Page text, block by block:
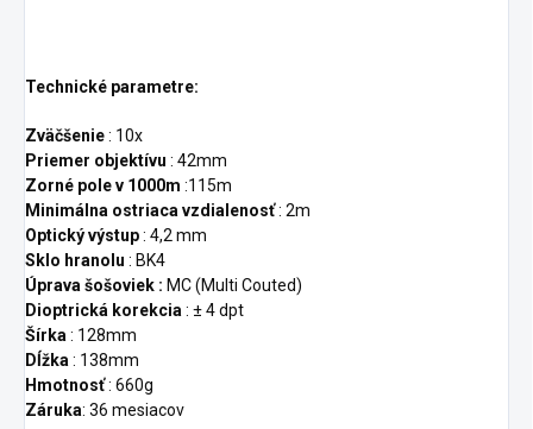
Technické parametre:
Zväčšenie: 10x
Priemer objektívu : 42mm
Zorné pole v 1000m :115m
Minimálna ostriaca vzdialenosť: 2m
Optický výstup: 4,2 mm
Sklo hranolu : BK4
Úprava šošoviek : MC (Multi Couted)
Dioptrická korekcia: ± 4 dpt
Šírka: 128mm
Dĺžka: 138mm
Hmotnosť: 660g
Záruka: 36 mesiacov